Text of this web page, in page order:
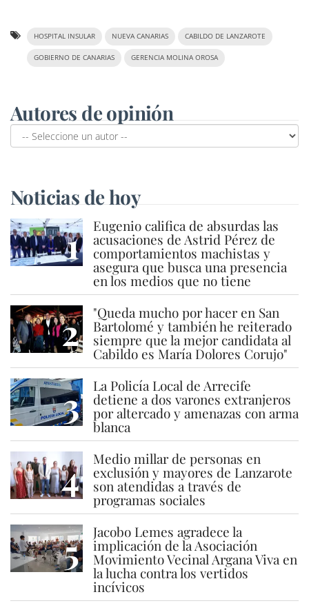
HOSPITAL INSULAR NUEVA CANARIAS CABILDO DE LANZAROTE
GOBIERNO DE CANARIAS GERENCIA MOLINA OROSA
Autores de opinión
Noticias de hoy
1 Eugenio califica de absurdas las
acusaciones de Astrid Pérez de
comportamientos machistas y
asegura que busca una presencia
en los medios que no tiene
2 "Queda mucho por hacer en San
Bartolomé y también he reiterado
siempre que la mejor candidata al
Cabildo es María Dolores Corujo"
3 La Policía Local de Arrecife
detiene a dos varones extranjeros
por altercado y amenazas con arma
blanca
4 Medio millar de personas en
exclusión y mayores de Lanzarote
son atendidas a través de
programas sociales
5 Jacobo Lemes agradece la
implicación de la Asociación
Movimiento Vecinal Argana Viva en
la lucha contra los vertidos
incívicos